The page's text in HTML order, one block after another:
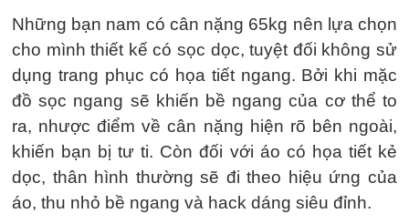
Những bạn nam có cân nặng 65kg nên lựa chọn
cho mình thiết kế có sọc dọc, tuyệt đối không sử
dụng trang phục có họa tiết ngang. Bởi khi mặc
đồ sọc ngang sẽ khiến bề ngang của cơ thể to
ra, nhược điểm về cân nặng hiện rõ bên ngoài,
khiến bạn bị tư ti. Còn đối với áo có họa tiết kẻ
dọc, thân hình thường sẽ đi theo hiệu ứng của
áo, thu nhỏ bề ngang và hack dáng siêu đỉnh.